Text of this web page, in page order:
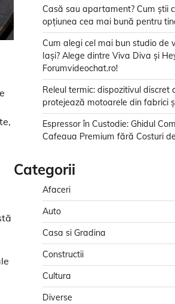
Casă sau apartament? Cum știi
opțiunea cea mai bună pentru
Cum alegi cel mai bun studio de
Iași? Alege dintre Viva Diva și
Forumvideochat.ro!
Releul termic: dispozitivul discret
protejează motoarele din fabrici
Espressor în Custodie: Ghidul
Cafeaua Premium fără Costuri
Categorii
Afaceri
Auto
Casa si Gradina
Constructii
Cultura
Diverse